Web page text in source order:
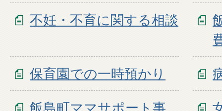
不妊・不育に関する相談
保育園での一時預かり